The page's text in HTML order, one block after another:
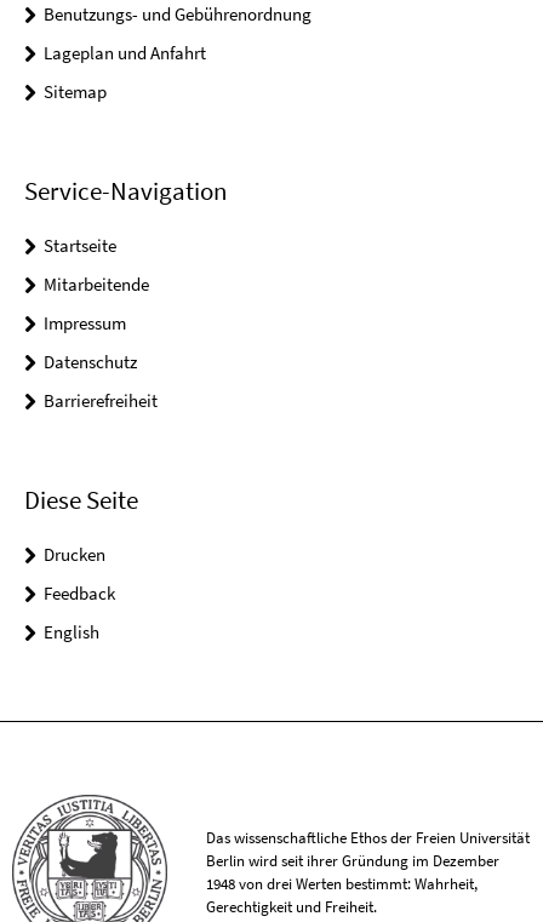
Benutzungs- und Gebührenordnung
Lageplan und Anfahrt
Sitemap
Service-Navigation
Startseite
Mitarbeitende
Impressum
Datenschutz
Barrierefreiheit
Diese Seite
Drucken
Feedback
English
Das wissenschaftliche Ethos der Freien Universität
Berlin wird seit ihrer Gründung im Dezember
1948 von drei Werten bestimmt: Wahrheit,
Gerechtigkeit und Freiheit.